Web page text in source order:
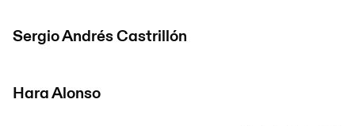
Sergio Andrés Castrillón
Hara Alonso